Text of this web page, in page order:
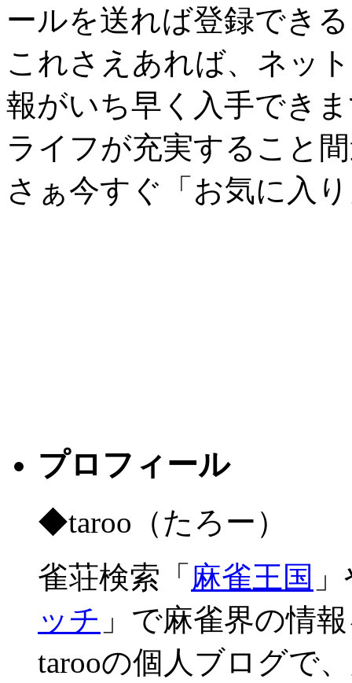
ールを送れば登録でき
これさえあれば、ネッ
報がいち早く入手でき
ライフが充実すること
さぁ今すぐ「お気に入
プロフィール
◆taroo（たろー）
雀荘検索「 麻雀王国
ッチ 」で麻雀界の情
tarooの個人ブログで